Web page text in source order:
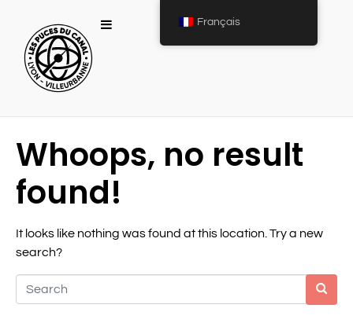
Whoops, no result
found!
It looks like nothing was found at this location. Try a new
search?
Français